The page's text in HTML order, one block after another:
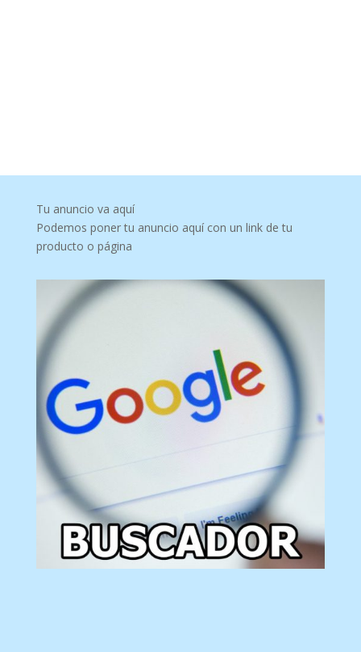
Tu anuncio va aquí
Podemos poner tu anuncio aquí con un link de tu
producto o página